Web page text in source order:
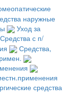
наружные
Уход за
Средства с п/
Средства,
средства